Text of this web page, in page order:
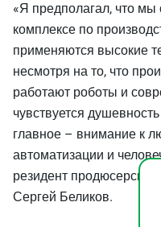
«Я предполагал, что
комплексе по
применяются высокие
несмотря на то, что
работают роботы и
чувствуется
главное – внимание к
автоматизации и
резидент
Сергей Беликов.